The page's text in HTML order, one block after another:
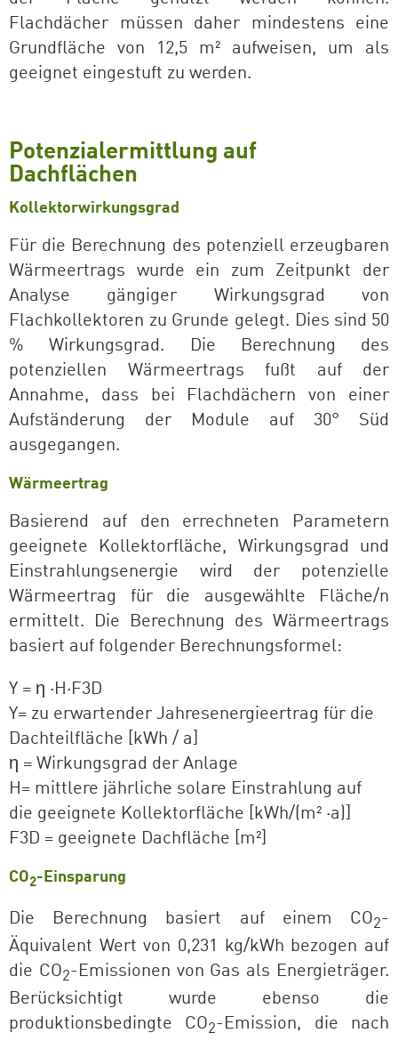
Flachdächer müssen daher mindestens eine
Grundfläche von 12,5 m² aufweisen, um als
geeignet eingestuft zu werden.
Potenzialermittlung auf
Dachflächen
Kollektorwirkungsgrad
Für die Berechnung des potenziell erzeugbaren
Wärmeertrags wurde ein zum Zeitpunkt der
Analyse gängiger Wirkungsgrad von
Flachkollektoren zu Grunde gelegt. Dies sind 50
% Wirkungsgrad. Die Berechnung des
potenziellen Wärmeertrags fußt auf der
Annahme, dass bei Flachdächern von einer
Aufständerung der Module auf 30° Süd
ausgegangen.
Wärmeertrag
Basierend auf den errechneten Parametern
geeignete Kollektorfläche, Wirkungsgrad und
Einstrahlungsenergie wird der potenzielle
Wärmeertrag für die ausgewählte Fläche/n
ermittelt. Die Berechnung des Wärmeertrags
basiert auf folgender Berechnungsformel:
Y = η ·H·F3D
Y= zu erwartender Jahresenergieertrag für die
Dachteilfläche [kWh / a]
η = Wirkungsgrad der Anlage
H= mittlere jährliche solare Einstrahlung auf
die geeignete Kollektorfläche [kWh/(m² ·a)]
F3D = geeignete Dachfläche [m²]
CO2-Einsparung
Die Berechnung basiert auf einem CO2-
Äquivalent Wert von 0,231 kg/kWh bezogen auf
die CO2-Emissionen von Gas als Energieträger.
Berücksichtigt wurde ebenso die
produktionsbedingte CO2-Emission, die nach